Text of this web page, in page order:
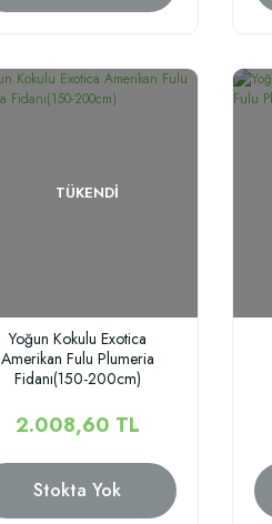
TÜKENDI
Yoğun Kokulu Exotica
Amerikan Fulu Plumeria
Fidanı(150-200cm)
2.008,60 TL
Stokta Yok